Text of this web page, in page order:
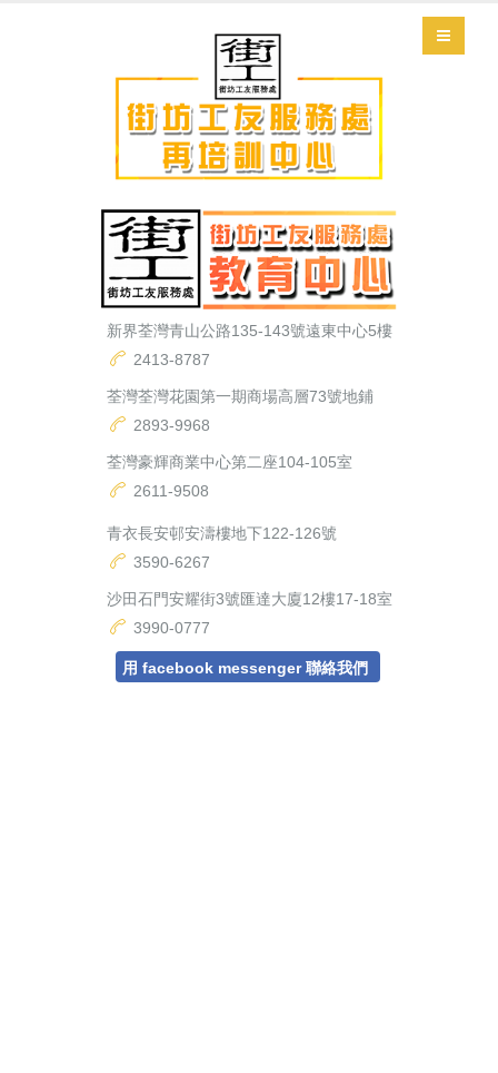
新界荃灣青山公路135-143號遠東中心5樓
2413-8787
荃灣荃灣花園第一期商場高層73號地鋪
2893-9968
荃灣豪輝商業中心第二座104-105室
2611-9508
青衣長安邨安濤樓地下122-126號
3590-6267
沙田石門安耀街3號匯達大廈12樓17-18室
3990-0777
用 facebook messenger 聯絡我們